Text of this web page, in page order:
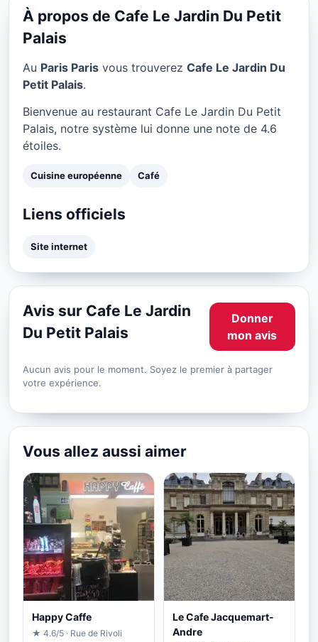
Palais à Paris
★ 4.6/5
À propos de Cafe Le Jardin Du Petit
Palais
Au Paris Paris vous trouverez Cafe Le Jardin Du
Petit Palais.
Bienvenue au restaurant Cafe Le Jardin Du Petit
Palais, notre système lui donne une note de 4.6
étoiles.
Cuisine européenne Café
Liens officiels
Site internet
Avis sur Cafe Le Jardin
Du Petit Palais
Donner
mon avis
Aucun avis pour le moment. Soyez le premier à partager
votre expérience.
Vous allez aussi aimer
Happy Caffe
★ 4.6/5 · Rue de Rivoli
Le Cafe Jacquemart-
Andre